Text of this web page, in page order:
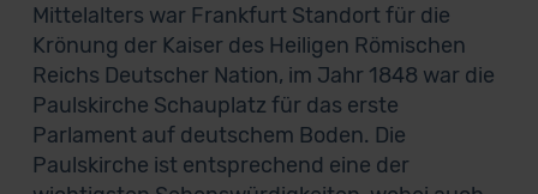
Mittelalters war Frankfurt Standort für die
Krönung der Kaiser des Heiligen Römischen
Reichs Deutscher Nation, im Jahr 1848 war die
Paulskirche Schauplatz für das erste
Parlament auf deutschem Boden. Die
Paulskirche ist entsprechend eine der